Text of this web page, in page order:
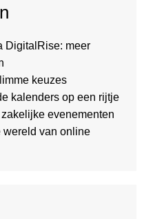
DigitalRise: meer
keuzes
kalenders op een rijtje
evenementen
wereld van online